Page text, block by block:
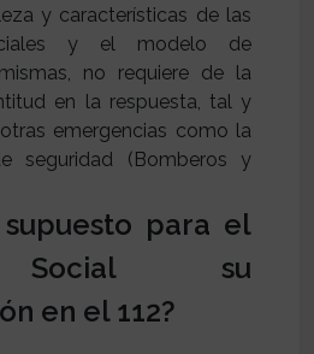
y características de las
y el modelo de
no requiere de la
en la respuesta, tal y
emergencias como la
seguridad (Bomberos y
para el
Social su
en el 112?